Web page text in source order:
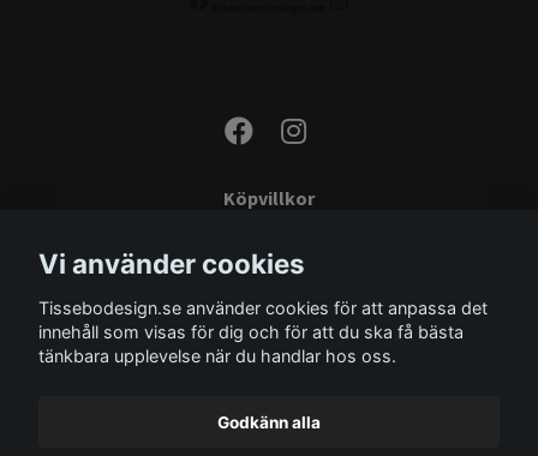
Köpvillkor
Monteringsinstruktioner
Miljö
Storleksguide
Vi använder cookies
Tissebodesign.se använder cookies för att anpassa det
innehåll som visas för dig och för att du ska få bästa
tänkbara upplevelse när du handlar hos oss.
Godkänn alla